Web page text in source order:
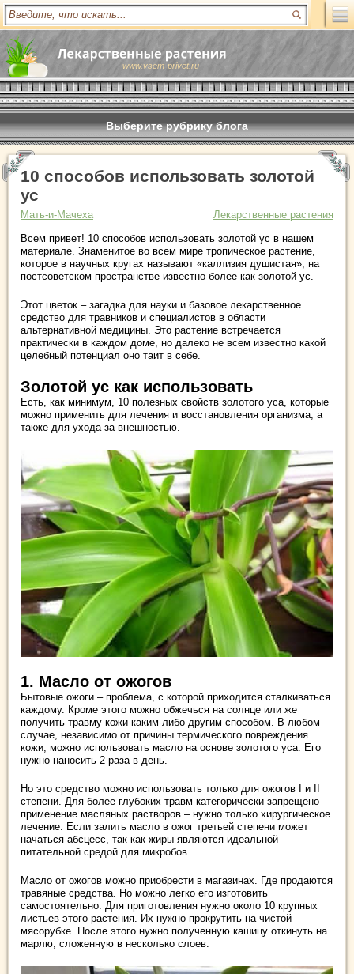
www.vsem-privet.ru
Выберите рубрику блога
10 способов использовать золотой
ус
Мать-и-Мачеха
Лекарственные растения
Всем привет! 10 способов использовать золотой ус в нашем
материале. Знаменитое во всем мире тропическое растение,
которое в научных кругах называют «каллизия душистая», на
постсоветском пространстве известно более как золотой ус.
Этот цветок – загадка для науки и базовое лекарственное
средство для травников и специалистов в области
альтернативной медицины. Это растение встречается
практически в каждом доме, но далеко не всем известно какой
целебный потенциал оно таит в себе.
Золотой ус как использовать
Есть, как минимум, 10 полезных свойств золотого уса, которые
можно применить для лечения и восстановления организма, а
также для ухода за внешностью.
1. Масло от ожогов
Бытовые ожоги – проблема, с которой приходится сталкиваться
каждому. Кроме этого можно обжечься на солнце или же
получить травму кожи каким-либо другим способом. В любом
случае, независимо от причины термического повреждения
кожи, можно использовать масло на основе золотого уса. Его
нужно наносить 2 раза в день.
Но это средство можно использовать только для ожогов I и II
степени. Для более глубоких травм категорически запрещено
применение масляных растворов – нужно только хирургическое
лечение. Если залить масло в ожог третьей степени может
начаться абсцесс, так как жиры являются идеальной
питательной средой для микробов.
Масло от ожогов можно приобрести в магазинах. Где продаются
травяные средства. Но можно легко его изготовить
самостоятельно. Для приготовления нужно около 10 крупных
листьев этого растения. Их нужно прокрутить на чистой
мясорубке. После этого нужно полученную кашицу откинуть на
марлю, сложенную в несколько слоев.